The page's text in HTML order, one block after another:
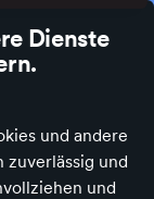
Dienste
und andere
zuverlässig und
und
& Medien